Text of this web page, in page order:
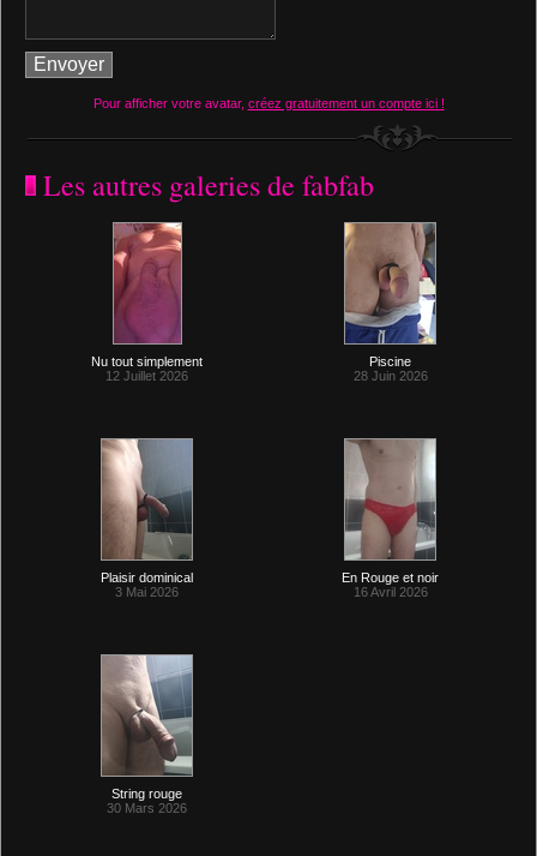
Pour afficher votre avatar, créez gratuitement un compte ici !
Les autres galeries de fabfab
Nu tout simplement
12 Juillet 2026
Piscine
28 Juin 2026
Plaisir dominical
3 Mai 2026
En Rouge et noir
16 Avril 2026
String rouge
30 Mars 2026